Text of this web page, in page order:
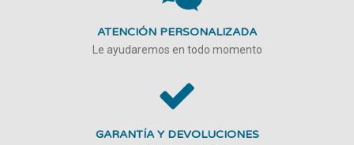
ATENCIÓN PERSONALIZADA
Le ayudaremos en todo momento
GARANTÍA Y DEVOLUCIONES